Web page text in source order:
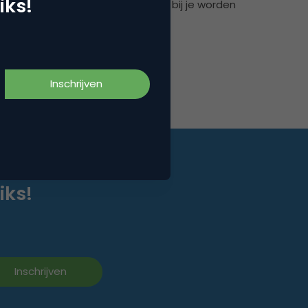
doel dat die leads klant bij je worden